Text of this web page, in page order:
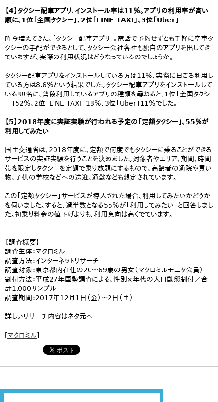
【4】タクシー配車アプリ、インストール率は11％。アプリの利用率が高い
順に、1位「全国タクシー」、2位「LINE TAXI」、3位「Uber」
昨今増えてきた、「タクシー配車アプリ」。電話で予約せずとも手軽に空車タ
クシーの手配ができるとして、タクシー会社各社も独自のアプリを出してき
ていますが、実際の利用状況はどうなっているのでしょうか。
タクシー配車アプリをインストールしている方は11％、実際に日ごろ利用し
ている方は8.6％という結果でした。タクシー配車アプリをインストールして
いる88名に、普段利用しているアプリの種類を尋ねると、1位「全国タクシ
ー」52％、2位「LINE TAXI」18％、3位「Uber」11％でした。
【5】2018年度に実証実験が行われる予定の「定額タクシー」、55％が
利用してみたい
国土交通省は、2018年度に、定額で何度でもタクシーに乗ることができる
サービスの実証実験を行うことを決めました。対象者やエリア、期間、時間
帯を限定しタクシーを定額で乗り放題にするもので、高齢者の通院や買い
物、子供の学校などへの送迎、通勤なども想定されています。
この「定額タクシー」サービスが導入された場合、利用してみたいかどうか
を伺いました。すると、過半数となる55％が「利用してみたい」と回答しまし
た。初乗り料金の値下げよりも、利用意向は高くでています。
【調査概要】
調査主体：マクロミル
調査方法：インターネットリサーチ
調査対象：東京都内在住の20～69歳の男女（マクロミルモニタ会員）
割付方法：平成27年国勢調査による、性別×年代の人口動態割付／合
計1,000サンプル
調査期間：2017年12月1日（金）～2日（土）
詳しいリサーチ内容はネタ元へ
[マクロミル]